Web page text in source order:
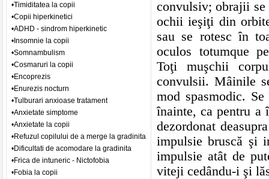
•Timiditatea la copii
•Copii hiperkinetici
•ADHD - sindrom hiperkinetic
•Insomnie la copii
•Somnambulism
•Cosmaruri la copii
•Encoprezis
•Enurezis nocturn
•Tulburari anxioase tratament
•Anxietate simptome
•Anxietate la copii
•Refuzul copilului de a merge la gradinita
•Dificultati de acomodare la gradinita
•Frica de intuneric - Nictofobia
•Fobia la copii
convulsiv; obrajii se
ochii ieşiţi din
sau se rotesc în
oculos totumque
Toţi muşchii
convulsii. Mâinile
mod spasmodic.
înainte, ca pentru a
dezordonat
impulsie bruscă şi
impulsie atât de
viteji cedându-i şi